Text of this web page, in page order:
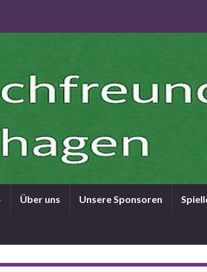
Über uns Unsere Sponsoren